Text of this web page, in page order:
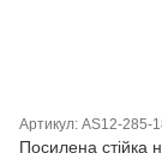
Артикул: AS12-285-
Посилена стійка